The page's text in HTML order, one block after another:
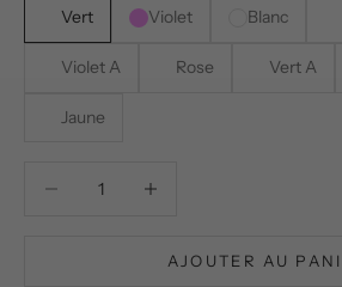
Vert
Violet Blanc
Violet A Rose Vert A
Jaune
AJOUTER AU